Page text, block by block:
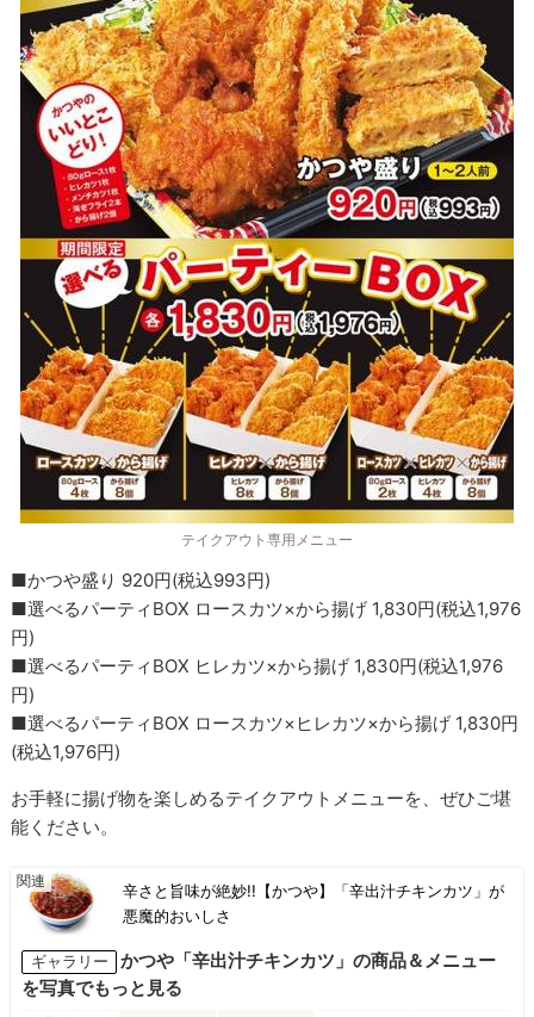
テイクアウト専用メニュー
■かつや盛り 920円(税込993円)
■選べるパーティBOX ロースカツ×から揚げ 1,830円(税込1,976
円)
■選べるパーティBOX ヒレカツ×から揚げ 1,830円(税込1,976
円)
■選べるパーティBOX ロースカツ×ヒレカツ×から揚げ 1,830円
(税込1,976円)
お手軽に揚げ物を楽しめるテイクアウトメニューを、ぜひご堪
能ください。
辛さと旨味が絶妙!!【かつや】「辛出汁チキンカツ」が
悪魔的おいしさ
ギャラリー
かつや「辛出汁チキンカツ」の商品＆メニュー
を写真でもっと見る